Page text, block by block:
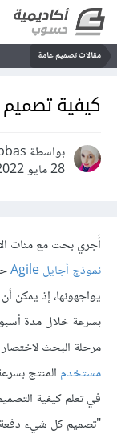
مقالات تصميم عامة
كيفية
بواسطة Huda Abbas
28 مايو 2022
أُجري بحث مع مئات
نموذج أجايل Agile
يواجهونها، إذ يمكن
بسرعة خلال مدة
مرحلة البحث
مستخدم المنتج
في تعلم كيفية
"تصميم كل شيء